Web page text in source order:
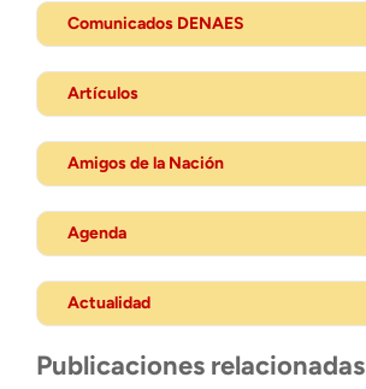
Comunicados DENAES
Artículos
Amigos de la Nación
Agenda
Actualidad
Publicaciones relacionadas